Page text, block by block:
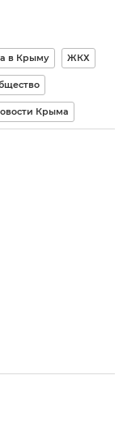
в Крыму ЖКХ
Крыма